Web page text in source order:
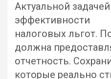
Актуальной
эффективности
налоговых льгот.
должна
отчетность.
которые реально